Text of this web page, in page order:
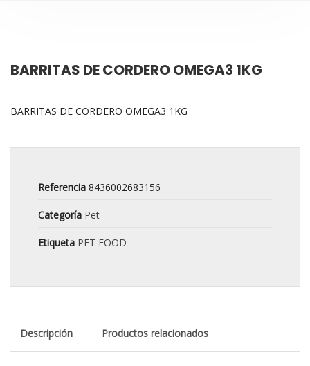
BARRITAS DE CORDERO OMEGA3 1KG
BARRITAS DE CORDERO OMEGA3 1KG
Referencia 8436002683156
Categoría Pet
Etiqueta PET FOOD
Descripción Productos relacionados